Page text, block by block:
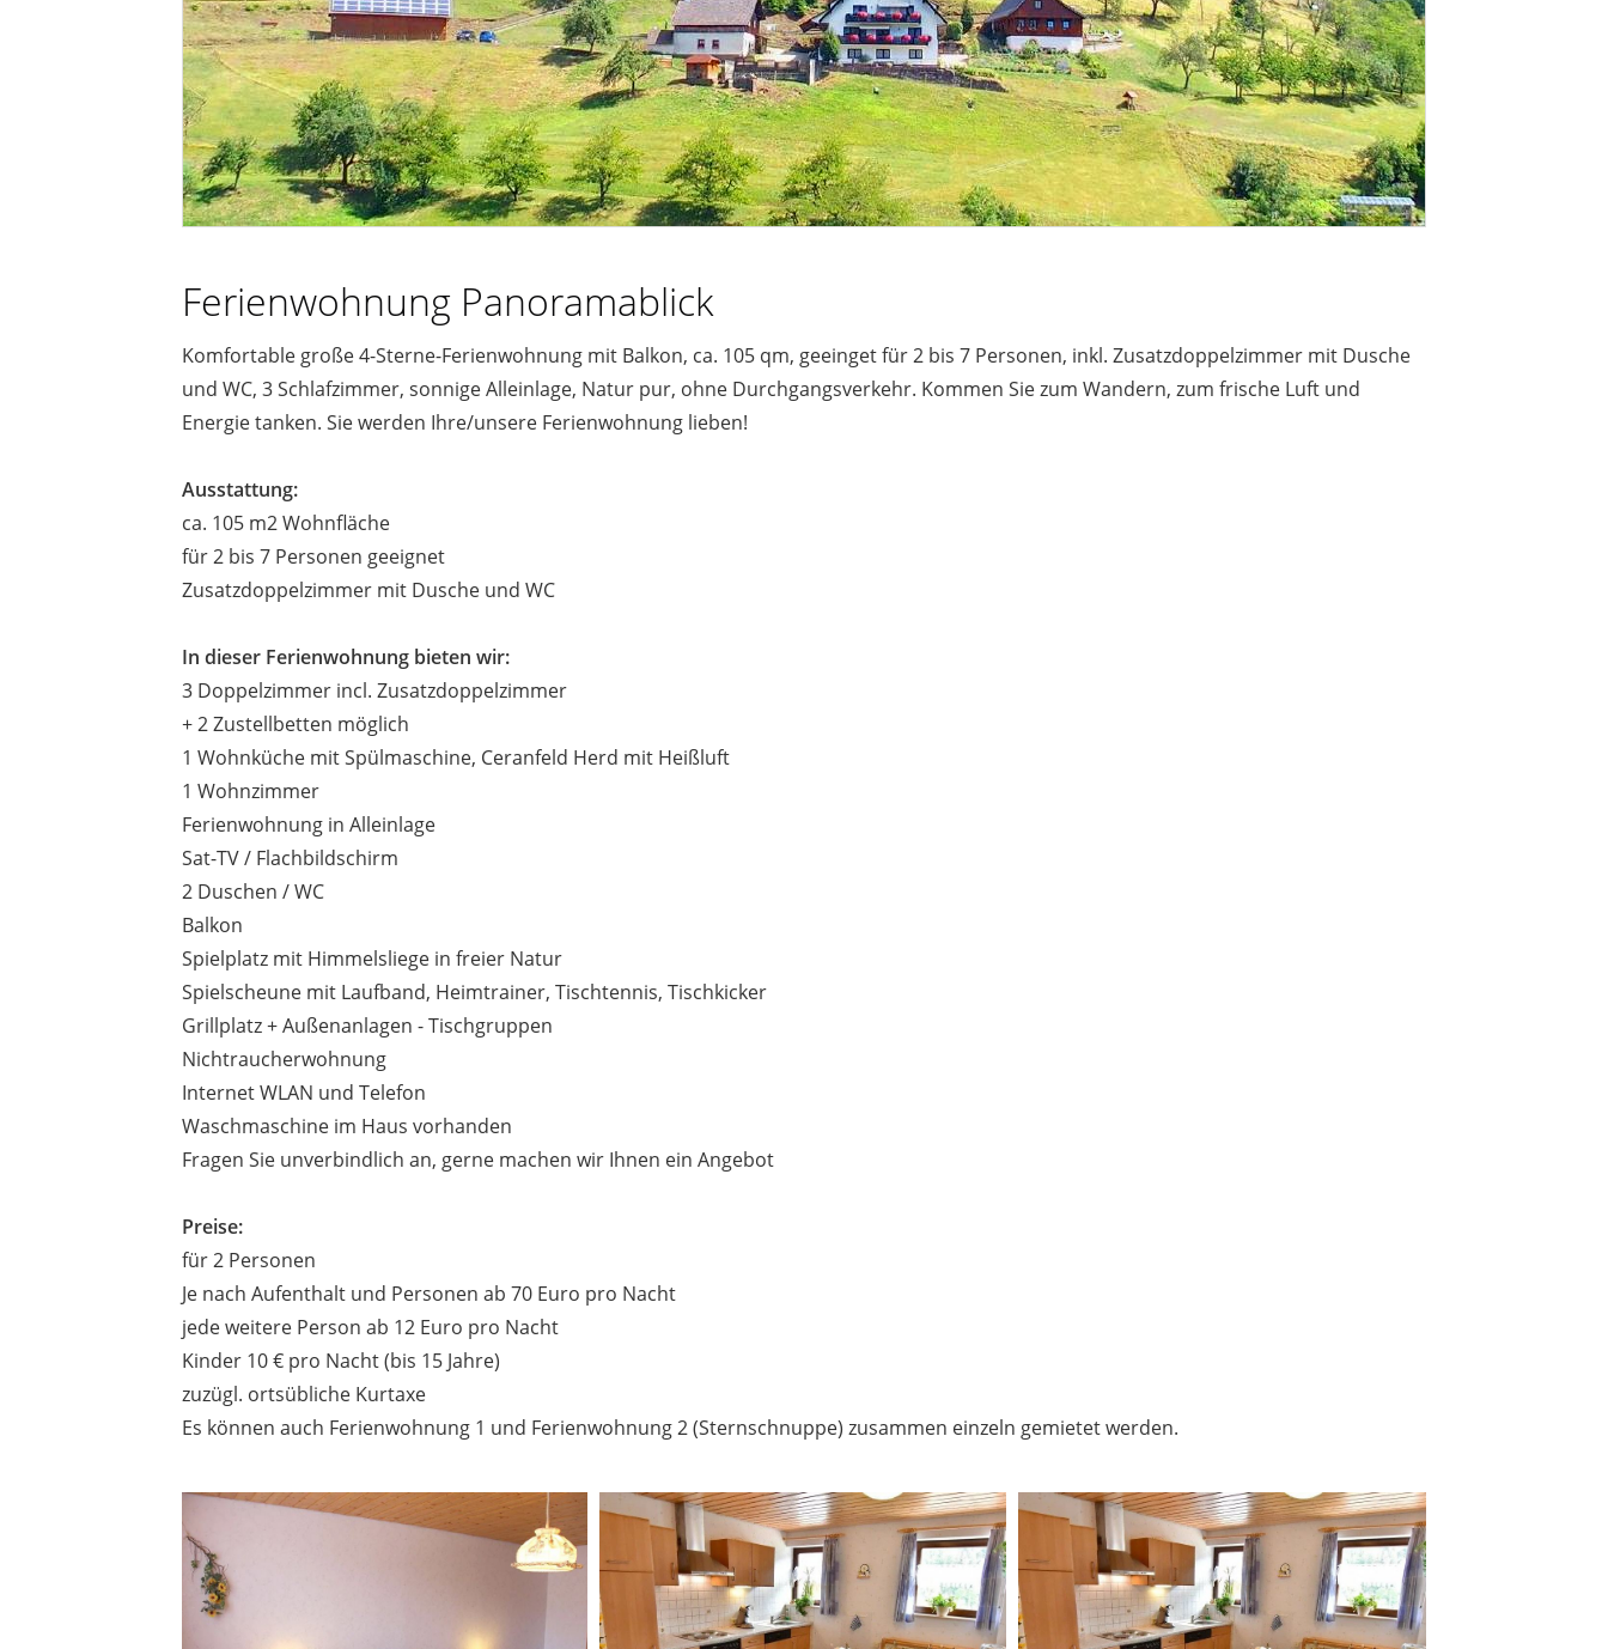
Ferienwohnung Panoramablick
Komfortable große 4-Sterne-Ferienwohnung mit Balkon, ca. 105 qm, geeinget für 2 bis 7 Personen, inkl. Zusatzdoppelzimmer mit Dusche
und WC, 3 Schlafzimmer, sonnige Alleinlage, Natur pur, ohne Durchgangsverkehr. Kommen Sie zum Wandern, zum frische Luft und
Energie tanken. Sie werden Ihre/unsere Ferienwohnung lieben!
Ausstattung:
ca. 105 m2 Wohnfläche
für 2 bis 7 Personen geeignet
Zusatzdoppelzimmer mit Dusche und WC
In dieser Ferienwohnung bieten wir:
3 Doppelzimmer incl. Zusatzdoppelzimmer
+ 2 Zustellbetten möglich
1 Wohnküche mit Spülmaschine, Ceranfeld Herd mit Heißluft
1 Wohnzimmer
Ferienwohnung in Alleinlage
Sat-TV / Flachbildschirm
2 Duschen / WC
Balkon
Spielplatz mit Himmelsliege in freier Natur
Spielscheune mit Laufband, Heimtrainer, Tischtennis, Tischkicker
Grillplatz + Außenanlagen - Tischgruppen
Nichtraucherwohnung
Internet WLAN und Telefon
Waschmaschine im Haus vorhanden
Fragen Sie unverbindlich an, gerne machen wir Ihnen ein Angebot
Preise:
für 2 Personen
Je nach Aufenthalt und Personen ab 70 Euro pro Nacht
jede weitere Person ab 12 Euro pro Nacht
Kinder 10 € pro Nacht (bis 15 Jahre)
zuzügl. ortsübliche Kurtaxe
Es können auch Ferienwohnung 1 und Ferienwohnung 2 (Sternschnuppe) zusammen einzeln gemietet werden.